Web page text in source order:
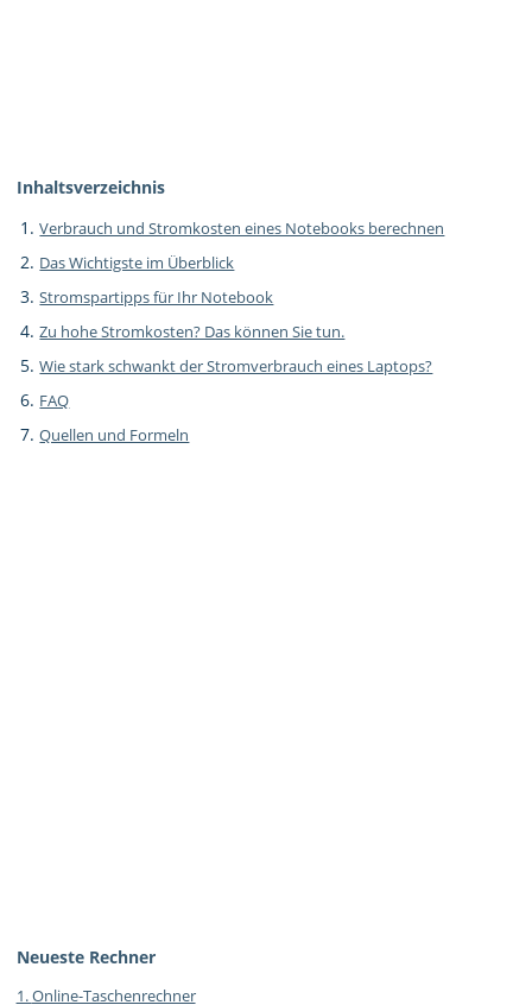
Inhaltsverzeichnis
Verbrauch und Stromkosten eines Notebooks berechnen
Das Wichtigste im Überblick
Stromspartipps für Ihr Notebook
Zu hohe Stromkosten? Das können Sie tun.
Wie stark schwankt der Stromverbrauch eines Laptops?
FAQ
Quellen und Formeln
Neueste Rechner
1.Online-Taschenrechner